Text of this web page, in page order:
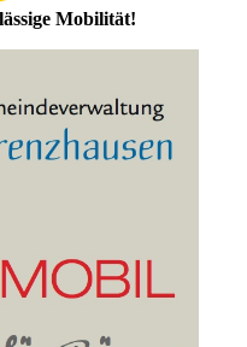
Mobilität!